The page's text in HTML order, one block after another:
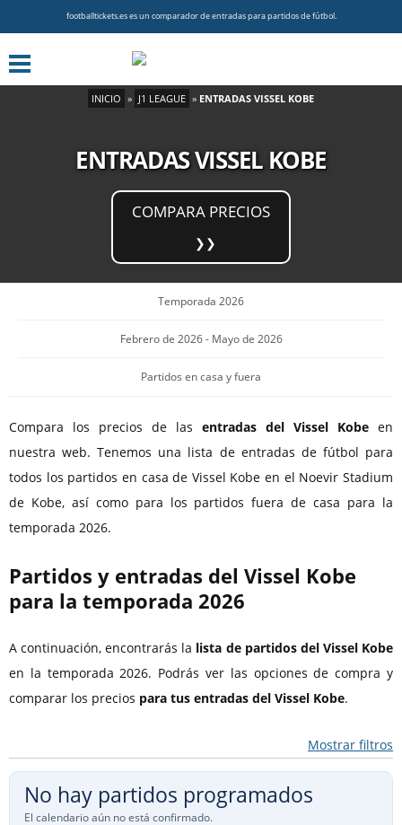
footballtickets.es es un comparador de entradas para partidos de fútbol.
INICIO » J1 LEAGUE » ENTRADAS VISSEL KOBE
ENTRADAS VISSEL KOBE
COMPARA PRECIOS
Temporada 2026
Febrero de 2026 - Mayo de 2026
Partidos en casa y fuera
Compara los precios de las entradas del Vissel Kobe en
nuestra web. Tenemos una lista de entradas de fútbol para
todos los partidos en casa de Vissel Kobe en el Noevir Stadium
de Kobe, así como para los partidos fuera de casa para la
temporada 2026.
Partidos y entradas del Vissel Kobe
para la temporada 2026
A continuación, encontrarás la lista de partidos del Vissel Kobe
en la temporada 2026. Podrás ver las opciones de compra y
comparar los precios para tus entradas del Vissel Kobe.
Mostrar filtros
No hay partidos programados
El calendario aún no está confirmado.